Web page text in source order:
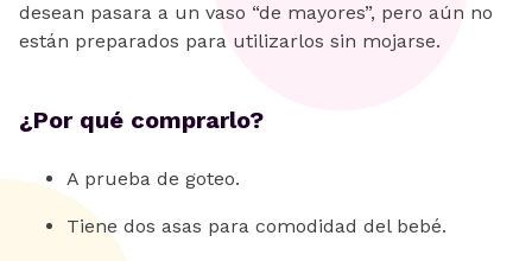
desean pasara a un vaso “de mayores”, pero aún no
están preparados para utilizarlos sin mojarse.
¿Por qué comprarlo?
A prueba de goteo.
Tiene dos asas para comodidad del bebé.